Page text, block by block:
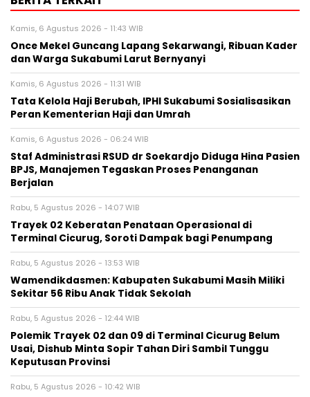
Kamis, 6 Agustus 2026 - 11:43 WIB
Once Mekel Guncang Lapang Sekarwangi, Ribuan Kader
dan Warga Sukabumi Larut Bernyanyi
Kamis, 6 Agustus 2026 - 11:31 WIB
Tata Kelola Haji Berubah, IPHI Sukabumi Sosialisasikan
Peran Kementerian Haji dan Umrah
Kamis, 6 Agustus 2026 - 06:24 WIB
Staf Administrasi RSUD dr Soekardjo Diduga Hina Pasien
BPJS, Manajemen Tegaskan Proses Penanganan
Berjalan
Rabu, 5 Agustus 2026 - 14:07 WIB
‎Trayek 02 Keberatan Penataan Operasional di
Terminal Cicurug, Soroti Dampak bagi Penumpang
Rabu, 5 Agustus 2026 - 13:53 WIB
Wamendikdasmen: Kabupaten Sukabumi Masih Miliki
Sekitar 56 Ribu Anak Tidak Sekolah
Rabu, 5 Agustus 2026 - 12:44 WIB
Polemik Trayek 02 dan 09 di Terminal Cicurug Belum
Usai, Dishub Minta Sopir Tahan Diri Sambil Tunggu
Keputusan Provinsi
Rabu, 5 Agustus 2026 - 10:42 WIB